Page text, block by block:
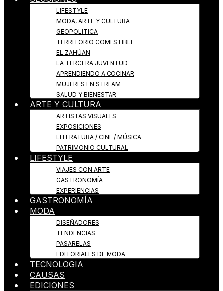
LIFESTYLE
MODA, ARTE Y CULTURA
GEOPOLITICA
TERRITORIO COMESTIBLE
EL ZAHÚAN
LA TERCERA JUVENTUD
APRENDIENDO A COCINAR
MUJERES EN STREAM
SALUD Y BIENESTAR
ARTE Y CULTURA
ARTISTAS VISUALES
EXPOSICIONES
LITERATURA / CINE / MÚSICA
PATRIMONIO CULTURAL
LIFESTYLE
VIAJES CON ARTE
GASTRONOMÍA
EXPERIENCIAS
GASTRONOMÍA
MODA
DISEÑADORES
TENDENCIAS
PASARELAS
EDITORIALES DE MODA
TECNOLOGIA
CAUSAS
EDICIONES